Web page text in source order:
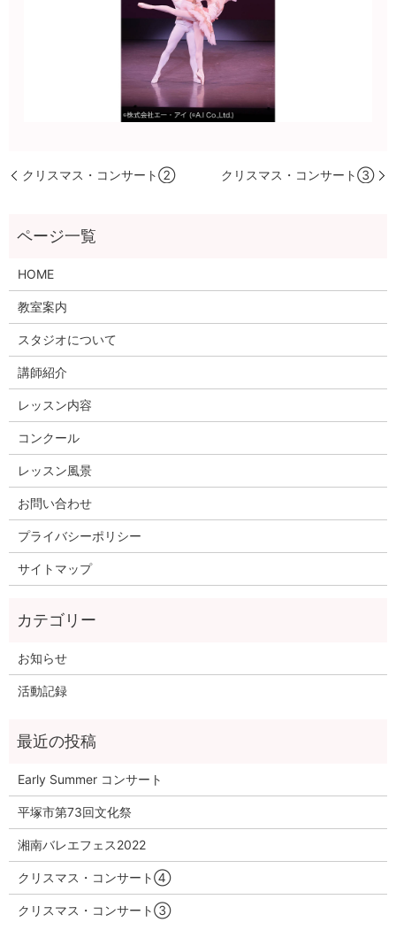
クリスマス・コンサート② クリスマス・コンサート③
HOME
教室案内
スタジオについて
講師紹介
レッスン内容
コンクール
レッスン風景
お問い合わせ
プライバシーポリシー
サイトマップ
お知らせ
活動記録
Early Summer コンサート
平塚市第73回文化祭
湘南バレエフェス2022
クリスマス・コンサート④
クリスマス・コンサート③